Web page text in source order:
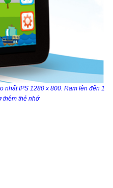
nhất IPS 1280 x 800. Ram lên đến 1
thêm thẻ nhớ